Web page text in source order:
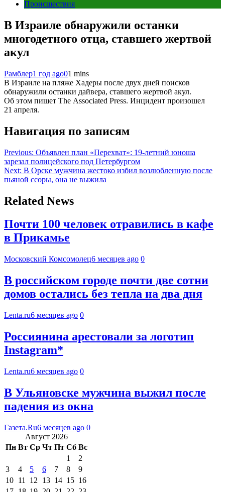
Происшествия
В Израиле обнаружили останки
многодетного отца, ставшего жертвой
акул
Рамблер1 год ago01 mins
В Израиле на пляже Хадеры после двух дней поисков
обнаружили останки дайвера, ставшего жертвой акул.
Об этом пишет The Associated Press. Инцидент произошел
21 апреля.
Навигация по записям
Previous: Объявлен план «Перехват»: 19-летний юноша
зарезал полицейского под Петербургом
Next: В Орске мужчина жестоко избил возлюбленную после
пьяной ссоры, она не выжила
Related News
Почти 100 человек отравились в кафе
в Прикамье
Московский Комсомолец6 месяцев ago 0
В российском городе почти две сотни
домов остались без тепла на два дня
Lenta.ru6 месяцев ago 0
Россиянина арестовали за логотип
Instagram*
Lenta.ru6 месяцев ago 0
В Ульяновске мужчина выжил после
падения из окна
Газета.Ru6 месяцев ago 0
Август 2026
Пн Вт Ср Чт Пт Сб Вс
1
2
3
4 5 6 7 8
9
10 11 12 13 14 15 16